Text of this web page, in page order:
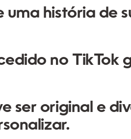
uma história de
no TikTok
ser original e